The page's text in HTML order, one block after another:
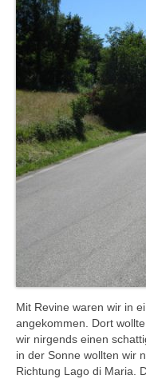
Mit Revine waren wir in
angekommen. Dort
wir nirgends einen
in der Sonne wollten wir
Richtung Lago di Maria.